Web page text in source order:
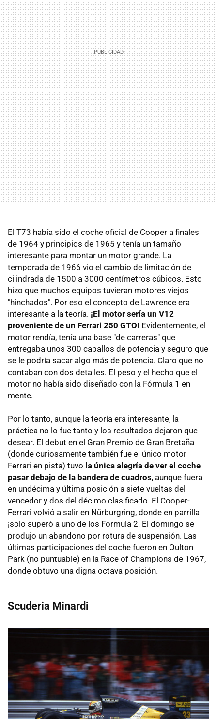
El T73 había sido el coche oficial de Cooper a finales
de 1964 y principios de 1965 y tenía un tamaño
interesante para montar un motor grande. La
temporada de 1966 vio el cambio de limitación de
cilindrada de 1500 a 3000 centímetros cúbicos. Esto
hizo que muchos equipos tuvieran motores viejos
"hinchados". Por eso el concepto de Lawrence era
interesante a la teoría. ¡El motor sería un V12
proveniente de un Ferrari 250 GTO! Evidentemente, el
motor rendía, tenía una base "de carreras" que
entregaba unos 300 caballos de potencia y seguro que
se le podría sacar algo más de potencia. Claro que no
contaban con dos detalles. El peso y el hecho que el
motor no había sido diseñado con la Fórmula 1 en
mente.
Por lo tanto, aunque la teoría era interesante, la
práctica no lo fue tanto y los resultados dejaron que
desear. El debut en el Gran Premio de Gran Bretaña
(donde curiosamente también fue el único motor
Ferrari en pista) tuvo la única alegría de ver el coche
pasar debajo de la bandera de cuadros, aunque fuera
en undécima y última posición a siete vueltas del
vencedor y dos del décimo clasificado. El Cooper-
Ferrari volvió a salir en Nürburgring, donde en parrilla
¡solo superó a uno de los Fórmula 2! El domingo se
produjo un abandono por rotura de suspensión. Las
últimas participaciones del coche fueron en Oulton
Park (no puntuable) en la Race of Champions de 1967,
donde obtuvo una digna octava posición.
Scuderia Minardi